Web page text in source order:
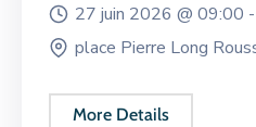
27 juin 2026 @ 09:00 -
place Pierre Long
More Details